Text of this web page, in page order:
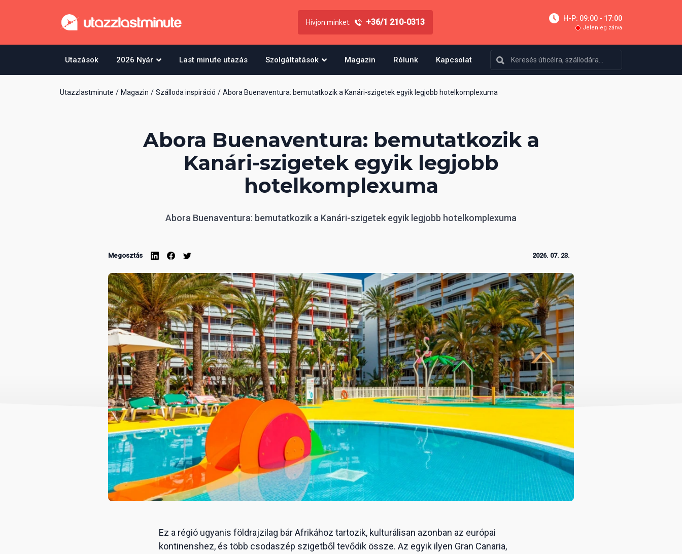
Hívjon minket: +36/1 210-0313 H-P: 09:00 - 17:00
Jelenleg zárva
Utazások 2026 Nyár Last minute utazás Szolgáltatások Magazin Rólunk Kapcsolat
Utazzlastminute Magazin Szálloda inspiráció Abora Buenaventura: bemutatkozik a Kanári-szigetek egyik legjobb hotelkomplexuma
Abora Buenaventura: bemutatkozik a
Kanári-szigetek egyik legjobb
hotelkomplexuma
Abora Buenaventura: bemutatkozik a Kanári-szigetek egyik legjobb hotelkomplexuma
Megosztás 2026. 07. 23.
Ez a régió ugyanis földrajzilag bár Afrikához tartozik, kulturálisan azonban az európai
kontinenshez, és több csodaszép szigetből tevődik össze. Az egyik ilyen Gran Canaria,